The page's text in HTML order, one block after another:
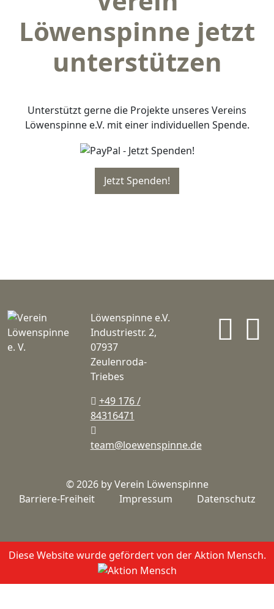
Löwenspinne jetzt
unterstützen
Unterstützt gerne die Projekte unseres Vereins
Löwenspinne e.V. mit einer individuellen Spende.
Löwenspinne e.V.
Industriestr. 2,
07937
Zeulenroda-
Triebes
+49 176 /
84316471
team@loewenspinne.de
© 2026 by Verein Löwenspinne
Barriere-Freiheit
Impressum Datenschutz
Diese Website wurde gefördert von der Aktion Mensch.